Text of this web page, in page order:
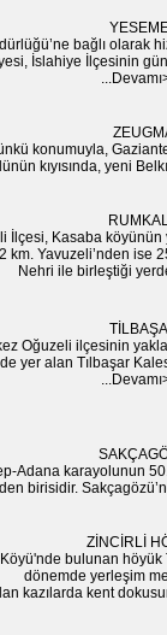
bağlı olarak
İslahiye İlçesinin
konumuyla,
kıyısında, yeni
İlçesi, Kasaba
Yavuzeli’nden ise
Nehri ile birleştiği
Oğuzeli ilçesinin
yer alan Tılbaşar
Adana karayolunun
birisidir.
ZİNCİRLİ
bulunan höyük
dönemde yerleşim
kazılarda kent